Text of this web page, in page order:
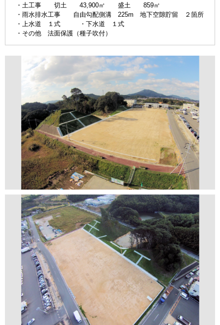
・土工事 切土 43,900㎥ 盛土 859㎥
・雨水排水工事 自由勾配側溝 225m 地下空隙貯留 ２箇所
・上水道 １式 ・下水道 １式
・その他 法面保護（種子吹付）